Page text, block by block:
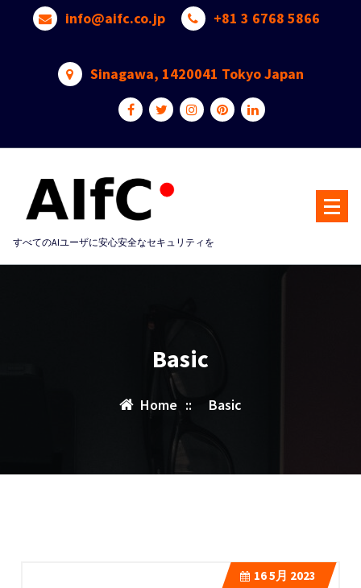
info@aifc.co.jp +81 3 6768 5866
Sinagawa, 1420041 Tokyo Japan
すべてのAIユーザに安心安全なセキュリティを
Basic
Home :: Basic
165月 2023